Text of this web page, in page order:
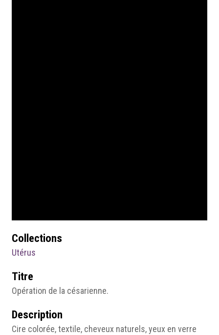
Collections
Utérus
Titre
Opération de la césarienne.
Description
Cire colorée, textile, cheveux naturels, yeux en verre